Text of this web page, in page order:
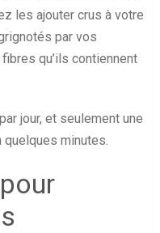
les ajouter crus à votre
par vos
qu’ils contiennent
jour, et seulement une
quelques minutes.